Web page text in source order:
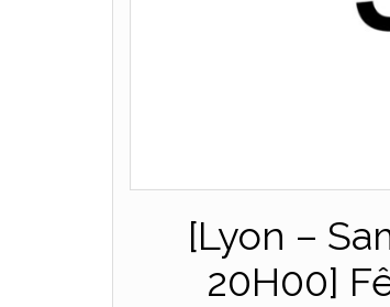
[Lyon –
20H00]